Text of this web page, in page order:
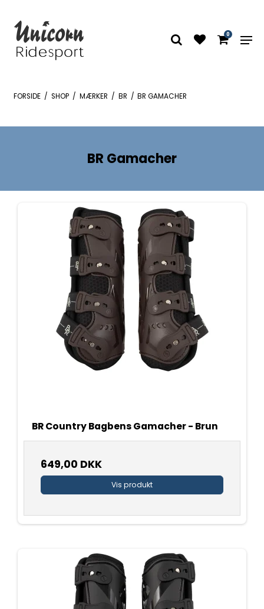
0
FORSIDE / SHOP / MÆRKER / BR / BR GAMACHER
BR Gamacher
BR Country Bagbens Gamacher - Brun
649,00 DKK
Vis produkt